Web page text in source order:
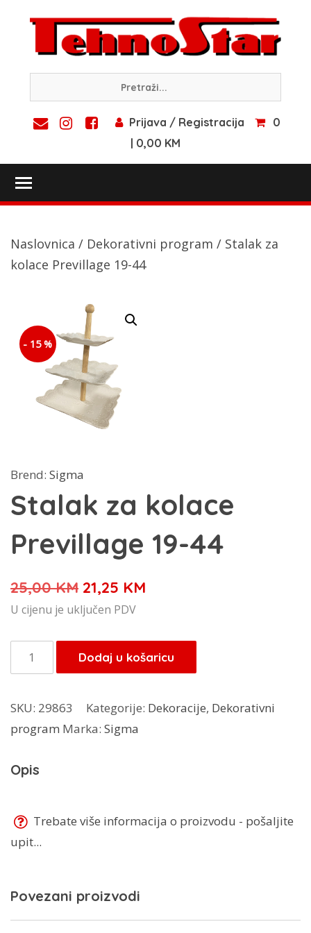
content
Prijava / Registracija
0
| 0,00 KM
Naslovnica / Dekorativni program / Stalak za
kolace Previllage 19-44
- 15 %
Brend: Sigma
Stalak za kolace
Previllage 19-44
25,00KM Izvorna
cijena
je:
25,00 KM.
21,25 KM
21,25 KM.
U cijenu je uključen PDV
Stalak
za
Previllage
19-
količina
Dodaj u košaricu
SKU: 29863 Kategorije: Dekoracije, Dekorativni
program Marka: Sigma
Opis
Trebate više informacija o proizvodu - pošaljite
upit...
Povezani proizvodi